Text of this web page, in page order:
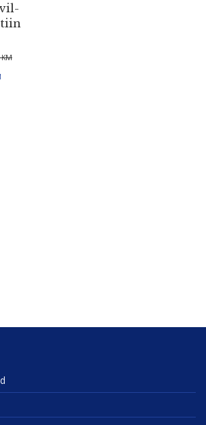
11,00 € kuni 14,00 €
KM
7,70 € kuni 9,80 €